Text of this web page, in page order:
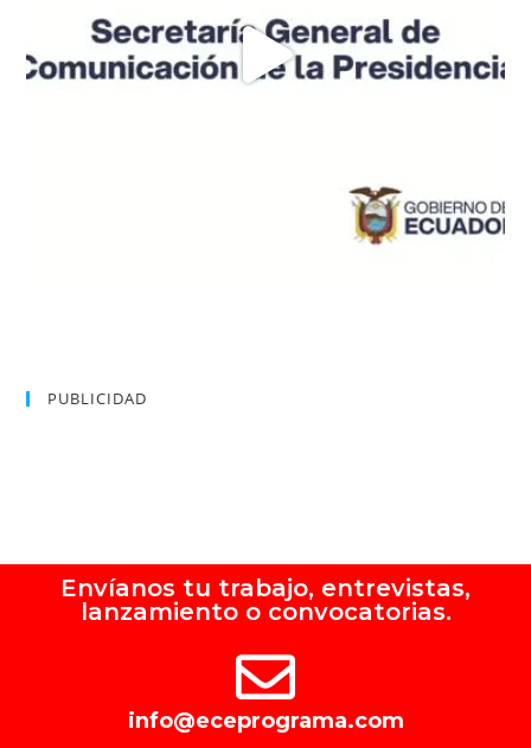
PUBLICIDAD
Envíanos tu trabajo, entrevistas,
lanzamiento o convocatorias.
info@eceprograma.com